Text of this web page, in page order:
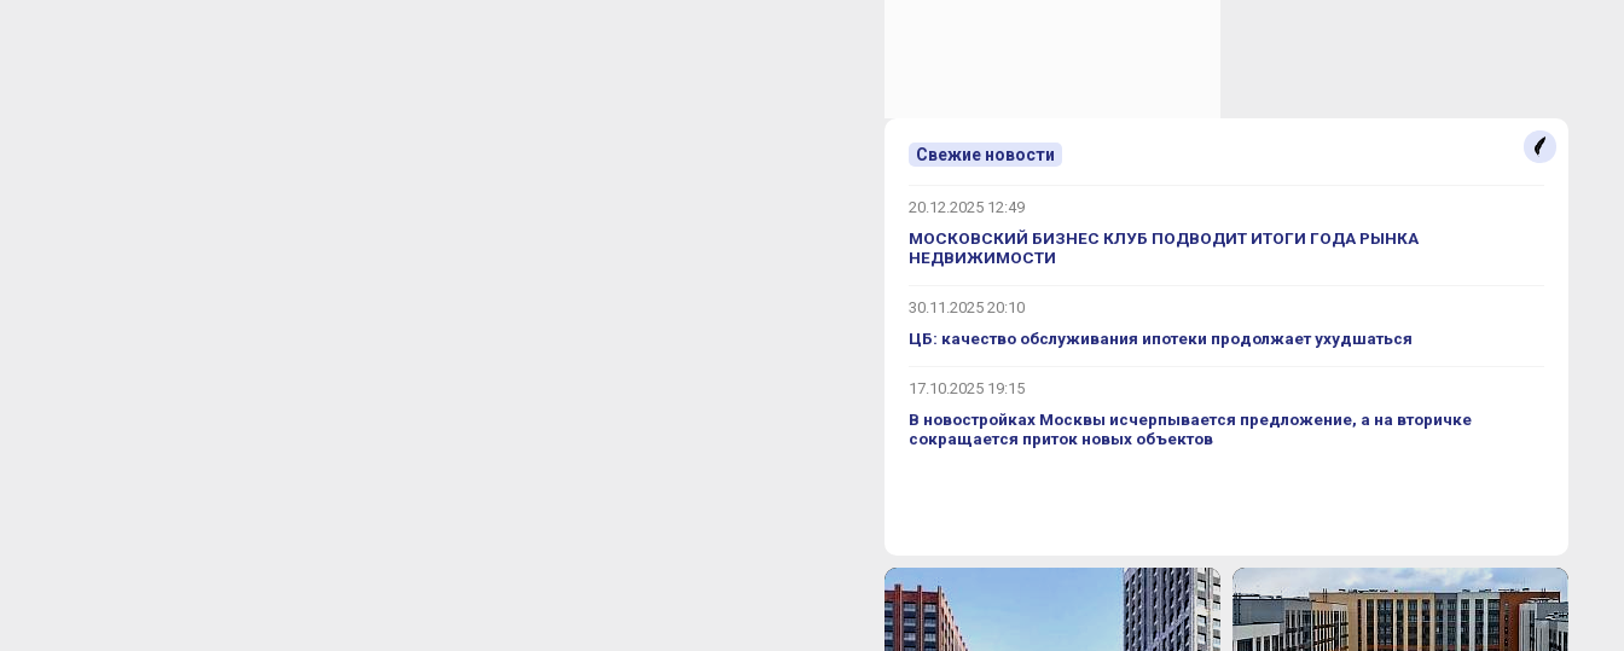
Свежие новости
20.12.2025 12:49
МОСКОВСКИЙ БИЗНЕС КЛУБ ПОДВОДИТ ИТОГИ ГОДА РЫНКА
НЕДВИЖИМОСТИ
30.11.2025 20:10
ЦБ: качество обслуживания ипотеки продолжает ухудшаться
17.10.2025 19:15
В новостройках Москвы исчерпывается предложение, а на вторичке
сокращается приток новых объектов